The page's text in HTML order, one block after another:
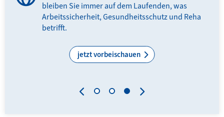
bleiben Sie immer auf dem Laufenden, was
Arbeitssicherheit, Gesundheitsschutz und Reha
betrifft.
jetzt vorbeischauen